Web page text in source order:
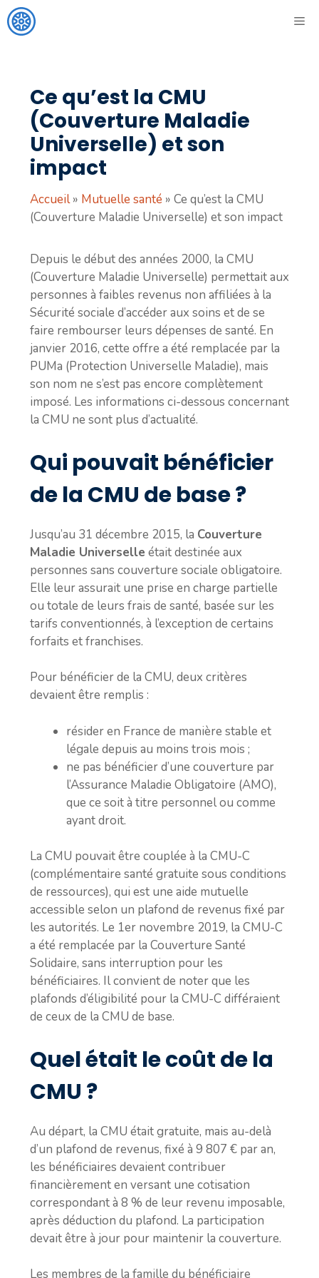
Aller
au
Ce qu’est la CMU
(Couverture Maladie
Universelle) et son
impact
Accueil» Mutuelle santé » Ce qu’est la CMU
(Couverture Maladie Universelle) et son impact
Depuis le début des années 2000, la CMU
(Couverture Maladie Universelle) permettait aux
personnes à faibles revenus non affiliées à la
Sécurité sociale d’accéder aux soins et de se
faire rembourser leurs dépenses de santé. En
janvier 2016, cette offre a été remplacée par la
PUMa (Protection Universelle Maladie), mais
son nom ne s’est pas encore complètement
imposé. Les informations ci-dessous concernant
la CMU ne sont plus d’actualité.
Qui pouvait bénéficier
de la CMU de base ?
Jusqu’au 31 décembre 2015, la Couverture
Maladie Universelle était destinée aux
personnes sans couverture sociale obligatoire.
Elle leur assurait une prise en charge partielle
ou totale de leurs frais de santé, basée sur les
tarifs conventionnés, à l’exception de certains
forfaits et franchises.
Pour bénéficier de la CMU, deux critères
devaient être remplis :
résider en France de manière stable et
légale depuis au moins trois mois ;
ne pas bénéficier d’une couverture par
l’Assurance Maladie Obligatoire (AMO),
que ce soit à titre personnel ou comme
ayant droit.
La CMU pouvait être couplée à la CMU-C
(complémentaire santé gratuite sous conditions
de ressources), qui est une aide mutuelle
accessible selon un plafond de revenus fixé par
les autorités. Le 1er novembre 2019, la CMU-C
a été remplacée par la Couverture Santé
Solidaire, sans interruption pour les
bénéficiaires. Il convient de noter que les
plafonds d’éligibilité pour la CMU-C différaient
de ceux de la CMU de base.
Quel était le coût de la
CMU ?
Au départ, la CMU était gratuite, mais au-delà
d’un plafond de revenus, fixé à 9 807 € par an,
les bénéficiaires devaient contribuer
financièrement en versant une cotisation
correspondant à 8 % de leur revenu imposable,
après déduction du plafond. La participation
devait être à jour pour maintenir la couverture.
Les membres de la famille du bénéficiaire